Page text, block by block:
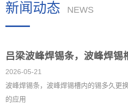
新闻动态 NEWS
吕梁波峰焊锡条，波峰焊锡
2026-05-21
波峰焊锡条，波峰焊锡槽内的锡多久更
的应用